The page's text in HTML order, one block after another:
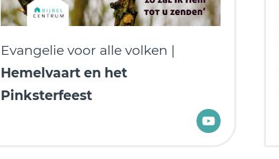
Evangelie voor alle volken |
Hemelvaart en het
Pinksterfeest